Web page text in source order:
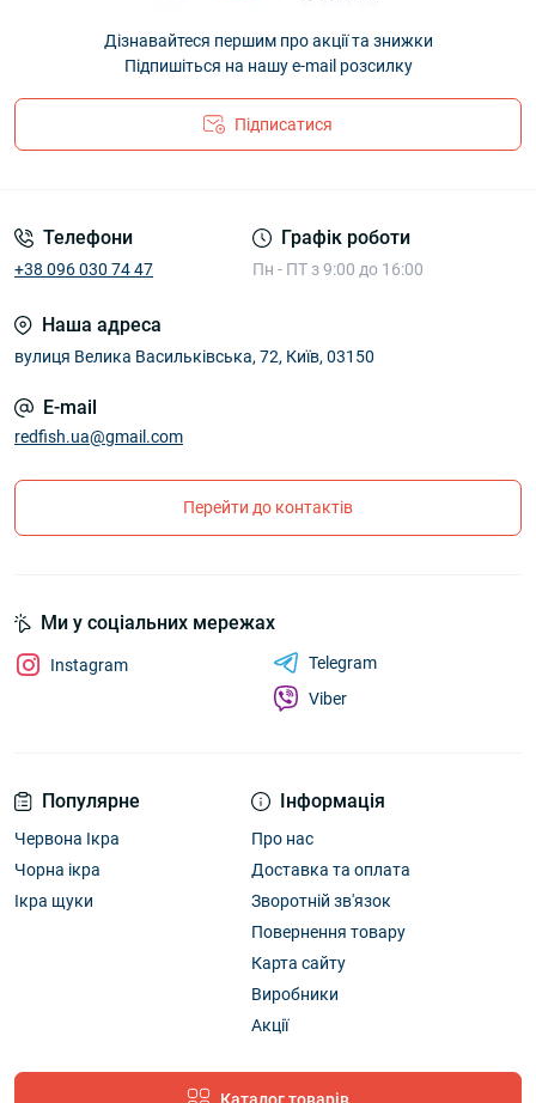
Дізнавайтеся першим про акції та знижки
Підпишіться на нашу e-mail розсилку
Підписатися
Телефони
+38 096 030 74 47
Графік роботи
Пн - ПТ з 9:00 до 16:00
Наша адреса
вулиця Велика Васильківська, 72, Київ, 03150
E-mail
redfish.ua@gmail.com
Перейти до контактів
Популярне
Червона Ікра
Чорна ікра
Ікра щуки
Інформація
Про нас
Доставка та оплата
Зворотній зв'язок
Повернення товару
Карта сайту
Виробники
Акції
Ми у соціальних мережах
Instagram
Telegram
Viber